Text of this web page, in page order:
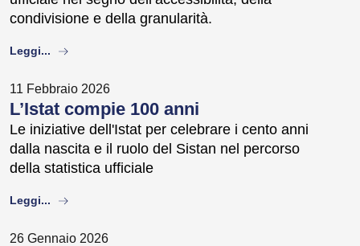
condivisione e della granularità.
Leggi... about
11 Febbraio 2026
L’Istat compie 100 anni
Le iniziative dell'Istat per celebrare i cento anni
dalla nascita e il ruolo del Sistan nel percorso
della statistica ufficiale
Leggi... about
26 Gennaio 2026